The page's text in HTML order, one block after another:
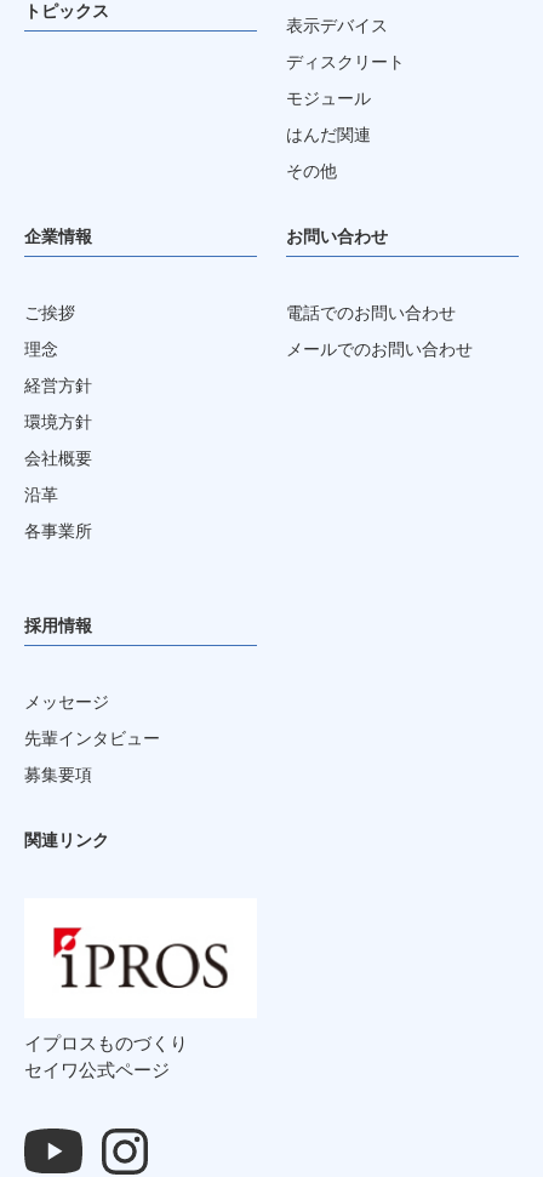
トピックス
表示デバイス
ディスクリート
モジュール
はんだ関連
その他
企業情報
ご挨拶
理念
経営方針
環境方針
会社概要
沿革
各事業所
採用情報
メッセージ
先輩インタビュー
募集要項
お問い合わせ
電話でのお問い合わせ
メールでのお問い合わせ
関連リンク
イプロスものづくり
セイワ公式ページ